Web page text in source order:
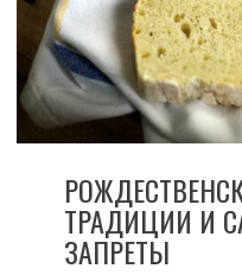
ТРАДИЦИИ И
ЗАПРЕТЫ